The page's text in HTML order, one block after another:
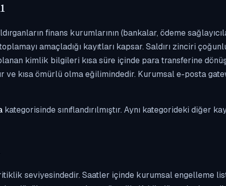
finans kurumlarının (bankalar, ödeme
amaçladığı kayıtları kapsar. Saldırı zinciri
kimlik bilgileri kısa süre içinde para transferine
ve kısa ömürlü olma eğilimindedir. Kurumsal e-posta
kategorisinde sınıflandırılmıştır. Aynı kategorideki diğer
seviyesindedir. Saatler içinde kurumsal engelleme